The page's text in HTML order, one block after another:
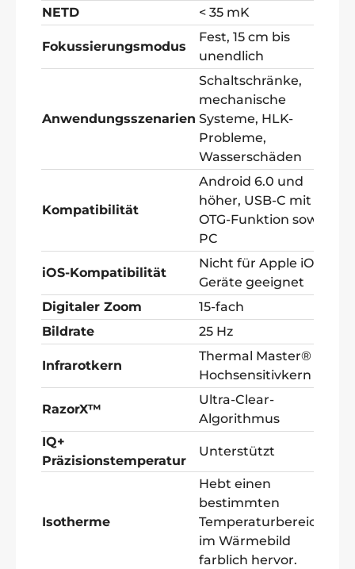
NETD < 35 mK
Fokussierungsmodus
Fest, 15 cm bis
unendlich
Anwendungsszenarien
Schaltschränke,
mechanische
Systeme, HLK-
Probleme,
Wasserschäden
Kompatibilität
Android 6.0 und
höher, USB-C mit
OTG-Funktion sowie
PC
iOS-Kompatibilität
Nicht für Apple iOS
Geräte geeignet
Digitaler Zoom
15-fach
Bildrate
25 Hz
Infrarotkern
Thermal Master®
Hochsensitivkern
RazorX™
Ultra-Clear-
Algorithmus
IQ+
Präzisionstemperatur
Unterstützt
Isotherme
Hebt einen
bestimmten
Temperaturbereich
im Wärmebild
farblich hervor.